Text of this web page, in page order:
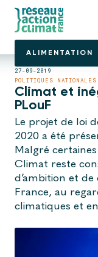
ALIMENTATION
27-09-2019
POLITIQUES NATIONALES
Climat et
PLouF
Le projet de loi
2020 a été
Malgré
Climat reste
d’ambition et
France, au
climatiques et